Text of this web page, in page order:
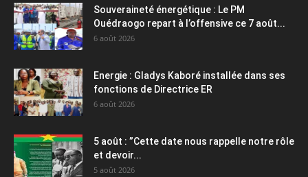
Souveraineté énergétique : Le PM
Ouédraogo repart à l’offensive ce 7 août...
6 août 2026
Energie : Gladys Kaboré installée dans ses
fonctions de Directrice ER
6 août 2026
5 août : ”Cette date nous rappelle notre rôle
et devoir...
5 août 2026